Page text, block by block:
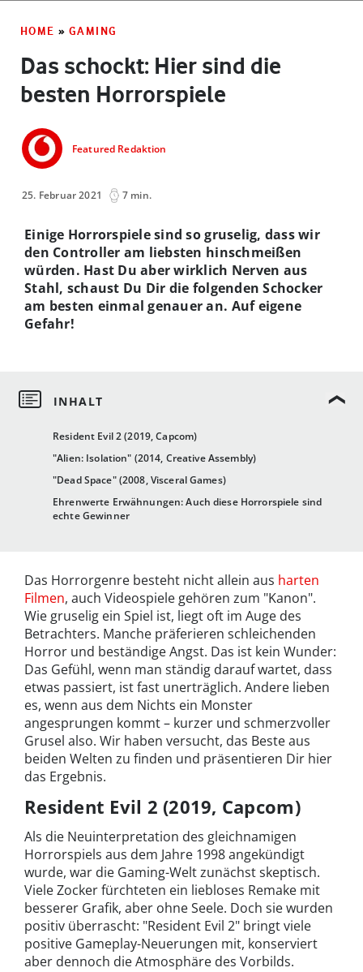
HOME » GAMING
Das schockt: Hier sind die
besten Horrorspiele
Featured Redaktion
25. Februar 2021 7 min.
Resident Evil 2 (2019, Capcom)
"Alien: Isolation" (2014, Creative Assembly)
"Dead Space" (2008, Visceral Games)
Ehrenwerte Erwähnungen: Auch diese Horrorspiele sind
echte Gewinner
Einige Horrorspiele sind so gruselig, dass wir
den Controller am liebsten hinschmeißen
würden. Hast Du aber wirklich Nerven aus
Stahl, schaust Du Dir die folgenden Schocker
am besten einmal genauer an. Auf eigene
Gefahr!
Das Horrorgenre besteht nicht allein aus harten
Filmen, auch Videospiele gehören zum "Kanon".
Wie gruselig ein Spiel ist, liegt oft im Auge des
Betrachters. Manche präferieren schleichenden
Horror und beständige Angst. Das ist kein Wunder:
Das Gefühl, wenn man ständig darauf wartet, dass
etwas passiert, ist fast unerträglich. Andere lieben
es, wenn aus dem Nichts ein Monster
angesprungen kommt – kurzer und schmerzvoller
Grusel also. Wir haben versucht, das Beste aus
beiden Welten zu finden und präsentieren Dir hier
das Ergebnis.
Resident Evil 2 (2019, Capcom)
Als die Neuinterpretation des gleichnamigen
Horrorspiels aus dem Jahre 1998 angekündigt
wurde, war die Gaming-Welt zunächst skeptisch.
Viele Zocker fürchteten ein liebloses Remake mit
besserer Grafik, aber ohne Seele. Doch sie wurden
positiv überrascht: "Resident Evil 2" bringt viele
positive Gameplay-Neuerungen mit, konserviert
aber dennoch die Atmosphäre des Vorbilds.